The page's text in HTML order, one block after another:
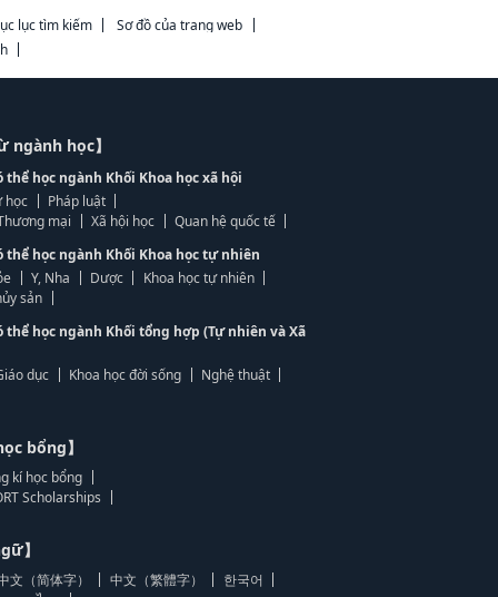
lục tìm kiếm
Sơ đồ của trang web
học】
học ngành Khối Khoa học xã hội
học
Pháp luật
mại
Xã hội học
Quan hệ quốc tế
thể học ngành Khối Khoa học tự nhiên
Y, Nha Dược
Khoa học tự nhiên
sản
thể học ngành Khối tổng hợp (Tự nhiên và Xã
dục Khoa học đời sống Nghệ thuật
bổng】
kí học bổng
Scholarships
】
文（简体字） 中文（繁體字）
한국어